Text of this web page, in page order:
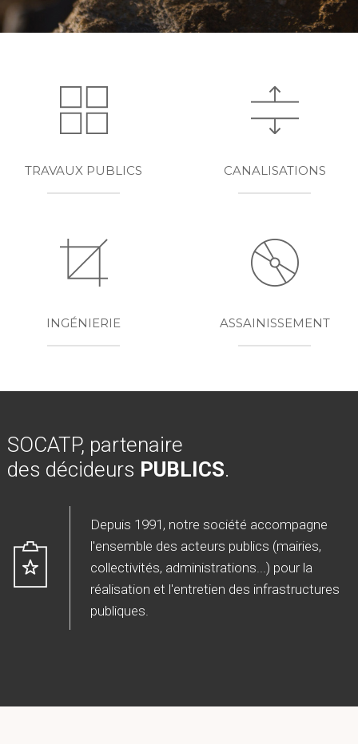
TRAVAUX PUBLICS CANALISATIONS
INGÉNIERIE ASSAINISSEMENT
SOCATP, partenaire
des décideurs PUBLICS.
Depuis 1991, notre société accompagne
l'ensemble des acteurs publics (mairies,
collectivités, administrations...) pour la
réalisation et l'entretien des infrastructures
publiques.